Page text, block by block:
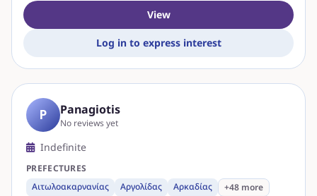
View
Log in to express interest
P Panagiotis
No reviews yet
Indefinite
PREFECTURES
Αιτωλοακαρνανίας
Αργολίδας Αρκαδίας
+48 more